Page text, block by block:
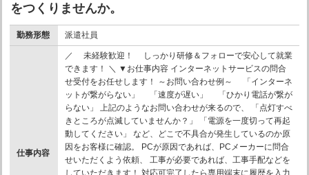
をつくりませんか。
勤務形態 派遣社員
仕事内容
／ 未経験歓迎！ しっかり研修＆フォローで安心して就業
できます！ ＼ ▼お仕事内容 インターネットサービスの問合
せ受付をお任せします！ ～お問い合わせ例～ 「インターネ
ットが繋がらない」 「速度が遅い」 「ひかり電話が繋が
らない」 上記のようなお問い合わせが来るので、 「点灯すべ
きところが点滅していませんか？」 「電源を一度切って再起
動してください」 など、どこで不具合が発生しているのか原
因をお客様に確認。 PCが原因であれば、PCメーカーに問合
せいただくよう依頼、 工事が必要であれば、工事手配などを
していただきます！ 対応可完了したら専用端末に履歴を入力